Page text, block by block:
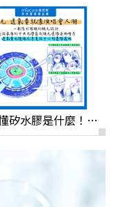
一圖讀懂矽水膠是什麼！隱形眼鏡挑選小知識